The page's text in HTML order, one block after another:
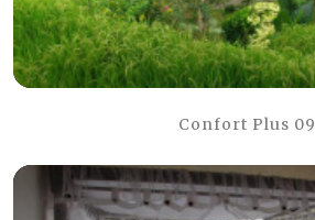
Confort Plus 09